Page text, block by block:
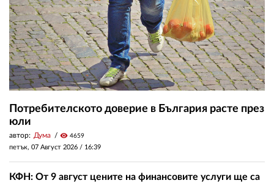
Потребителското доверие в България расте през
юли
автор: Дума visibility 4659
петък, 07 Август 2026 / 16:39
КФН: От 9 август цените на финансовите услуги ще са